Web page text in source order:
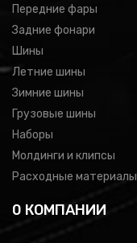
Передние фары
Задние фонари
Шины
Летние шины
Зимние шины
Грузовые шины
Наборы
Молдинги и клипсы
Расходные материалы
0 КОМПАНИИ